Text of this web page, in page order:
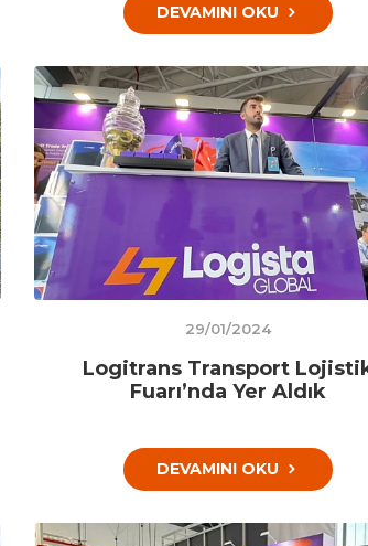
DEVAMINI OKU
29/01/2024
Logitrans Transport
Fuarı’nda Yer Aldık
DEVAMINI OKU